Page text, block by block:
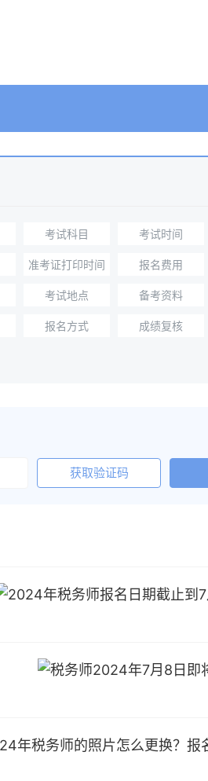
考试科目 考试时间
准考证打印时间 报名费用
考试地点 备考资料
报名方式 成绩复核
获取验证码